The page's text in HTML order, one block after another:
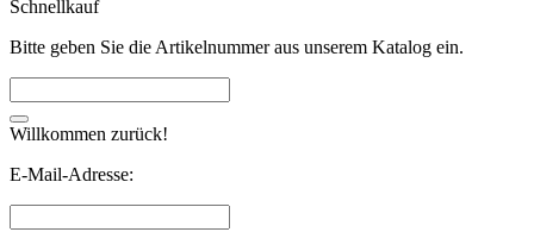
Schnellkauf
Bitte geben Sie die Artikelnummer aus unserem Katalog ein.
Willkommen zurück!
E-Mail-Adresse: